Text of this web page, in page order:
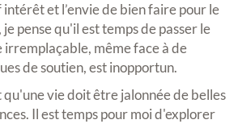
et l’envie de bien faire pour le
pense qu'il est temps de passer le
irremplaçable, même face à de
de soutien, est inopportun.
vie doit être jalonnée de belles
Il est temps pour moi d'explorer